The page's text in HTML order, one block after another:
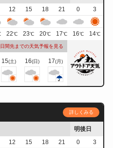
12 15 18 21 0
3
22℃ 23℃ 20℃ 17℃ 16℃ 14℃
間先までの天気予報を見る
15(土) 16(日) 17(月)
詳しくみる
明後日
12 15 18 21 0
3